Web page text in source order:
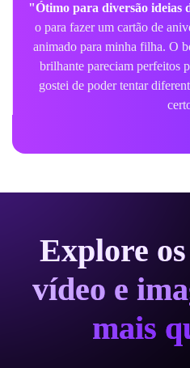
"Ótimo para diversão ideias
o para fazer um cartão de
animado para minha filha. O
brilhante pareciam perfeitos
gostei de poder tentar
Explore
vídeo e
mais